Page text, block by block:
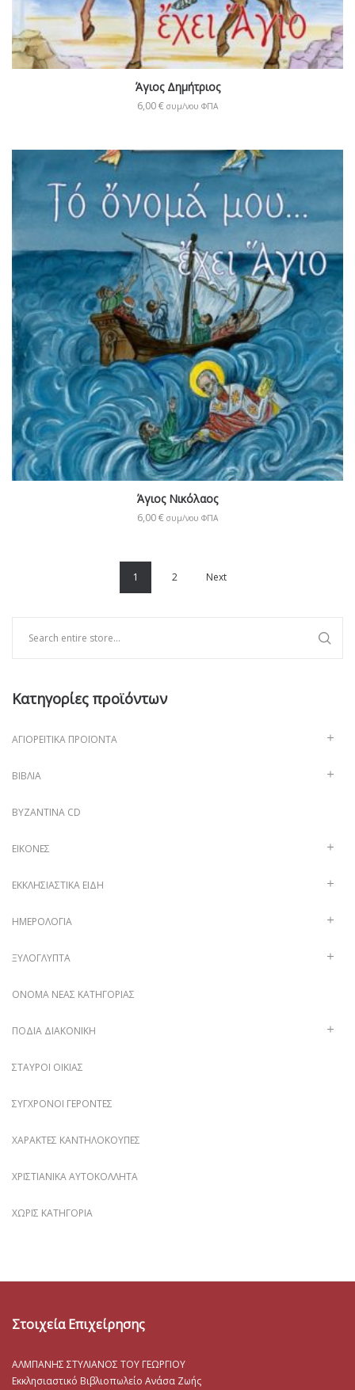
Άγιος Δημήτριος
6,00€ συμ/νου ΦΠΑ
Άγιος Νικόλαος
6,00€ συμ/νου ΦΠΑ
1 2 Next
Κατηγορίες προϊόντων
ΑΓΙΟΡΕΊΤΙΚΑ ΠΡΟΪΌΝΤΑ
ΒΙΒΛΊΑ
ΒΥΖΑΝΤΙΝΑ CD
ΕΙΚΌΝΕΣ
ΕΚΚΛΗΣΙΑΣΤΙΚΆ ΕΊΔΗ
ΗΜΕΡΟΛΌΓΙΑ
ΞΥΛΌΓΛΥΠΤΑ
ΌΝΟΜΑ ΝΈΑΣ ΚΑΤΗΓΟΡΊΑΣ
ΠΟΔΙΆ ΔΙΑΚΟΝΙΚΉ
ΣΤΑΥΡΟΊ ΟΙΚΊΑΣ
ΣΎΓΧΡΟΝΟΙ ΓΈΡΟΝΤΕΣ
ΧΑΡΑΚΤΈΣ ΚΑΝΤΗΛΌΚΟΥΠΕΣ
ΧΡΙΣΤΙΑΝΙΚΆ ΑΥΤΟΚΌΛΛΗΤΑ
ΧΩΡΊΣ ΚΑΤΗΓΟΡΊΑ
Στοιχεία Επιχείρησης
ΑΛΜΠΑΝΗΣ ΣΤΥΛΙΑΝΟΣ ΤΟΥ ΓΕΩΡΓΙΟΥ
Εκκλησιαστικό Βιβλιοπωλείο Ανάσα Ζωής